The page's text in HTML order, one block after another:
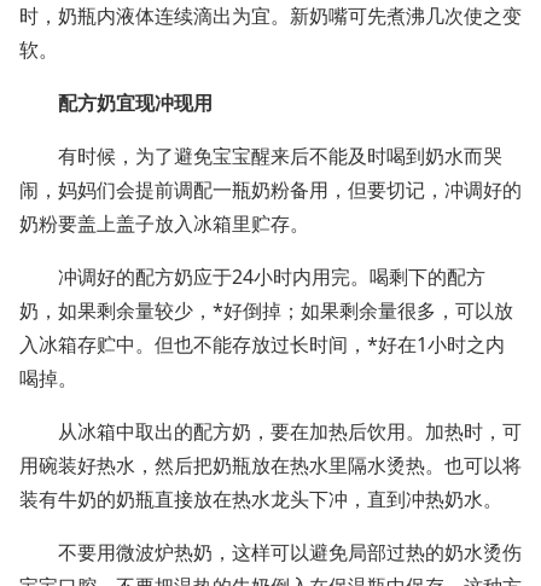
时，奶瓶内液体连续滴出为宜。新奶嘴可先煮沸几次使之变
软。
配方奶宜现冲现用
有时候，为了避免宝宝醒来后不能及时喝到奶水而哭
闹，妈妈们会提前调配一瓶奶粉备用，但要切记，冲调好的
奶粉要盖上盖子放入冰箱里贮存。
冲调好的配方奶应于24小时内用完。喝剩下的配方
奶，如果剩余量较少，*好倒掉；如果剩余量很多，可以放
入冰箱存贮中。但也不能存放过长时间，*好在1小时之内
喝掉。
从冰箱中取出的配方奶，要在加热后饮用。加热时，可
用碗装好热水，然后把奶瓶放在热水里隔水烫热。也可以将
装有牛奶的奶瓶直接放在热水龙头下冲，直到冲热奶水。
不要用微波炉热奶，这样可以避免局部过热的奶水烫伤